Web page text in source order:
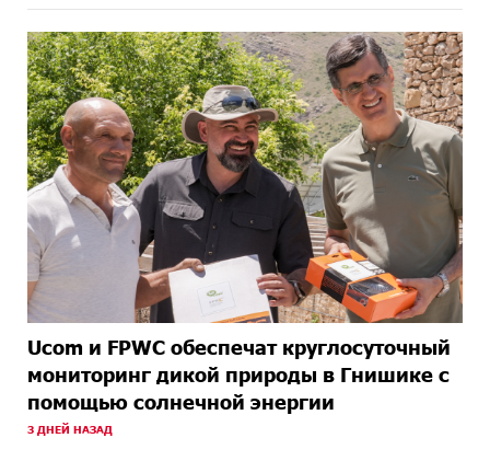
Ucom и FPWC обеспечат круглосуточный
мониторинг дикой природы в Гнишике с
помощью солнечной энергии
3 ДНЕЙ НАЗАД